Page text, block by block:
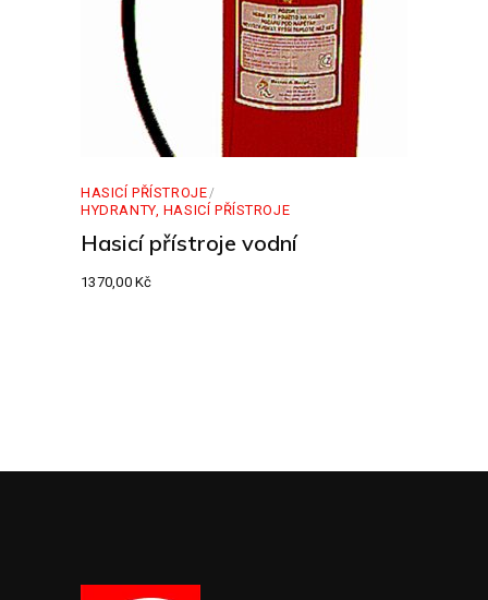
HASICÍ PŘÍSTROJE
HYDRANTY, HASICÍ PŘÍSTROJE
Hasicí přístroje vodní
1370,00Kč